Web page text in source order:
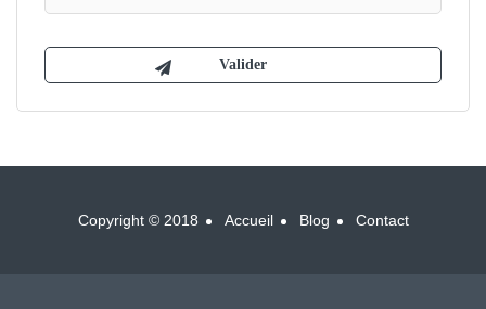
Copyright © 2018 Accueil Blog Contact